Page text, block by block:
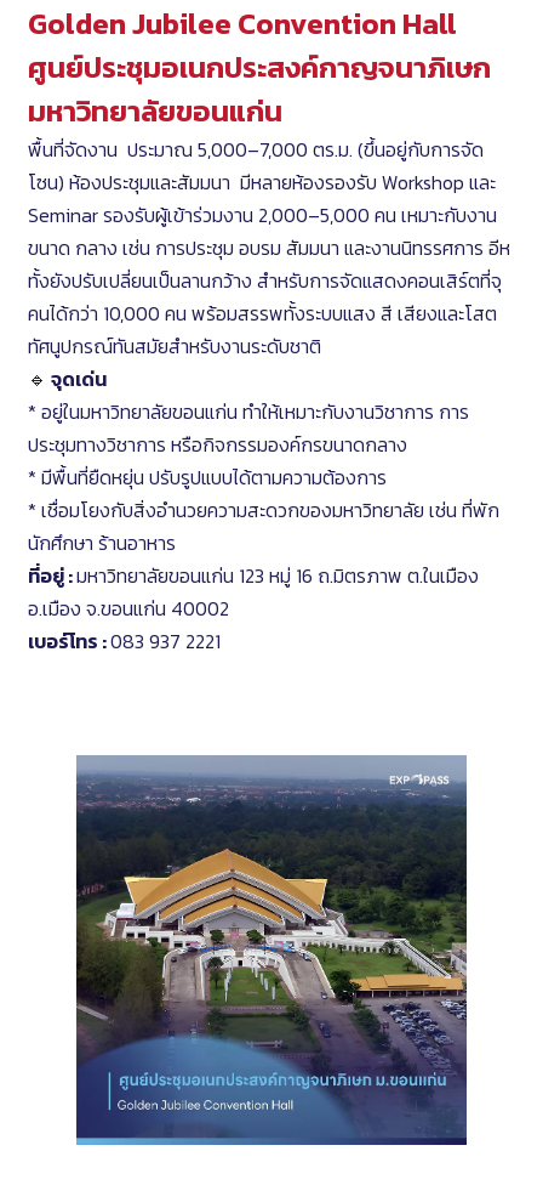
Golden Jubilee Convention Hall
ศูนย์ประชุมอเนกประสงค์กาญจนาภิเษก
มหาวิทยาลัยขอนแก่น
พื้นที่จัดงาน ประมาณ 5,000–7,000 ตร.ม. (ขึ้นอยู่กับการจัด
โซน) ห้องประชุมและสัมมนา มีหลายห้องรองรับ Workshop และ
Seminar รองรับผู้เข้าร่วมงาน 2,000–5,000 คน เหมาะกับงาน
ขนาด กลาง เช่น การประชุม อบรม สัมมนา และงานนิทรรศการ อีห
ทั้งยังปรับเปลี่ยนเป็นลานกว้าง สำหรับการจัดแสดงคอนเสิร์ตที่จุ
คนได้กว่า 10,000 คน พร้อมสรรพทั้งระบบแสง สี เสียงและโสต
ทัศนูปกรณ์ทันสมัยสำหรับงานระดับชาติ
🔹 จุดเด่น
* อยู่ในมหาวิทยาลัยขอนแก่น ทำให้เหมาะกับงานวิชาการ การ
ประชุมทางวิชาการ หรือกิจกรรมองค์กรขนาดกลาง
* มีพื้นที่ยืดหยุ่น ปรับรูปแบบได้ตามความต้องการ
* เชื่อมโยงกับสิ่งอำนวยความสะดวกของมหาวิทยาลัย เช่น ที่พัก
นักศึกษา ร้านอาหาร
ที่อยู่ :มหาวิทยาลัยขอนแก่น 123 หมู่ 16 ถ.มิตรภาพ ต.ในเมือง
อ.เมือง จ.ขอนแก่น 40002
เบอร์โทร :083 937 2221